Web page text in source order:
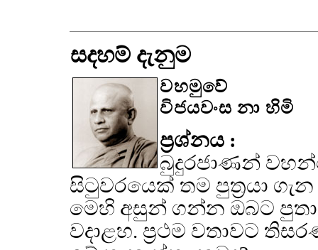
සදහම් දැනුම
වහමුවේ
විජයවංස නා හිමි
ප්‍රශ්නය :
බුදුරජාණන්
සිටුවරයෙක් තම පුත්‍රයා
මෙහි අසුන් ගන්න ඔබට
වදාළහ. ප්‍රථම වතාවට